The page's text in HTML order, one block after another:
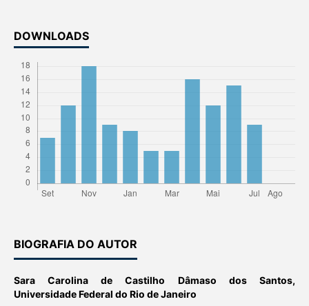
DOWNLOADS
BIOGRAFIA DO AUTOR
Sara Carolina de Castilho Dâmaso dos Santos,
Universidade Federal do Rio de Janeiro